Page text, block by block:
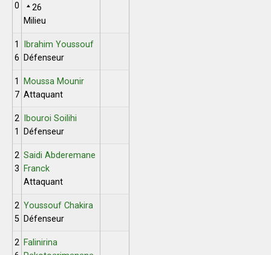
0
26
Milieu
1
6
Ibrahim Youssouf
Défenseur
1
7
Moussa Mounir
Attaquant
2
1
Ibouroi Soilihi
Défenseur
2
3
Saidi Abderemane
Franck
Attaquant
2
5
Youssouf Chakira
Défenseur
2 Falinirina